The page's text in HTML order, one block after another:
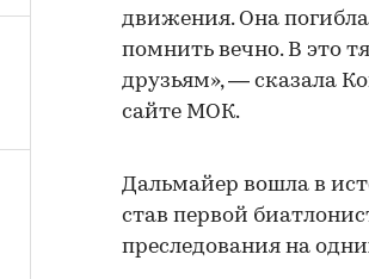
движения. Она погибла
помнить вечно. В это
друзьям», — сказала
сайте МОК.
Дальмайер вошла в
став первой
преследования на